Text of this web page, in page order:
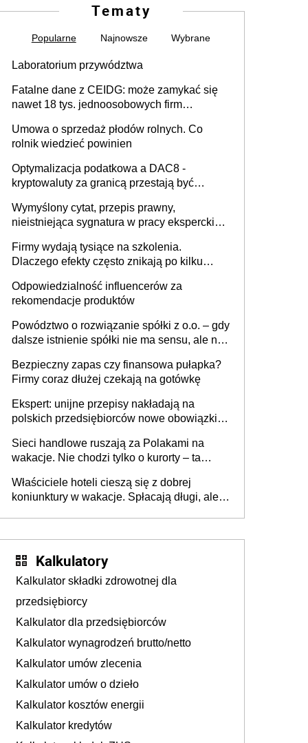
Tematy
Popularne Najnowsze Wybrane
Laboratorium przywództwa
Fatalne dane z CEIDG: może zamykać się
nawet 18 tys. jednoosobowych firm
Umowa o sprzedaż płodów rolnych. Co
rolnik wiedzieć powinien
Optymalizacja podatkowa a DAC8 -
kryptowaluty za granicą przestają być
Wymyślony cytat, przepis prawny,
nieistniejąca sygnatura w pracy eksperckiej -
firmie
Firmy wydają tysiące na szkolenia.
Dlaczego efekty często znikają po kilku
Odpowiedzialność influencerów za
rekomendacje produktów
Powództwo o rozwiązanie spółki z o.o. – gdy
dalsze istnienie spółki nie ma sensu, ale nie
Bezpieczny zapas czy finansowa pułapka?
Firmy coraz dłużej czekają na gotówkę
Ekspert: unijne przepisy nakładają na
polskich przedsiębiorców nowe obowiązki w
Sieci handlowe ruszają za Polakami na
wakacje. Nie chodzi tylko o kurorty – ta
tam, gdzie wielu spędzi urlop po cichu
Właściciele hoteli cieszą się z dobrej
koniunktury w wakacje. Spłacają długi, ale
Kalkulatory
Kalkulator składki zdrowotnej dla
przedsiębiorcy
Kalkulator dla przedsiębiorców
Kalkulator wynagrodzeń brutto/netto
Kalkulator umów zlecenia
Kalkulator umów o dzieło
Kalkulator kosztów energii
Kalkulator kredytów